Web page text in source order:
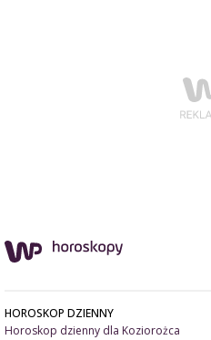
HOROSKOP DZIENNY
Horoskop dzienny dla Koziorożca